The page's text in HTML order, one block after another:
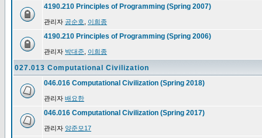
4190.210 Principles of Programming (Spring 2007)
관리자 공순호 이희종
4190.210 Principles of Programming (Spring 2006)
관리자 박대준 이희종
027.013 Computational Civilization
046.016 Computational Civilization (Spring 2018)
관리자 배요한
046.016 Computational Civilization (Spring 2017)
관리자 양준모17